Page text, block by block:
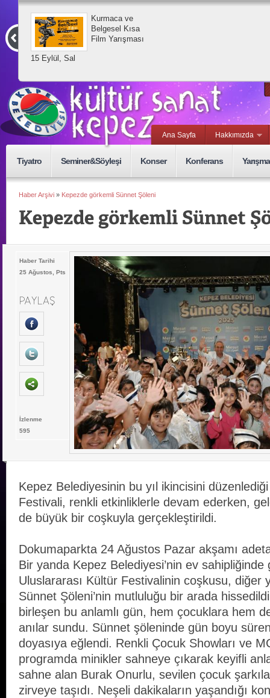
15 Eylül, Sal
Kurmaca ve
Belgesel Kısa
Film Yarışması
Ana Sayfa Hakkımızda
Tiyatro Seminer&Söyleşi Konser Konferans Yarışma
Haber Arşivi » Kepezde görkemli Sünnet Şöleni
Haber Tarihi
25 Ağustos, Pts
İzlenme
595
Kepez Belediyesinin bu yıl ikincisini
Festivali, renkli etkinliklerle devam ederken,
de büyük bir coşkuyla gerçekleştirildi.
Dokumaparkta 24 Ağustos Pazar akşamı
Bir yanda Kepez Belediyesi’nin ev sahipliğinde
Uluslararası Kültür Festivalinin coşkusu, diğer
Sünnet Şöleni’nin mutluluğu bir arada
birleşen bu anlamlı gün, hem çocuklara hem
anılar sundu. Sünnet şöleninde gün boyu
doyasıya eğlendi. Renkli Çocuk Showları ve
programda minikler sahneye çıkarak keyifli
sahne alan Burak Onurlu, sevilen çocuk
zirveye taşıdı. Neşeli dakikaların yaşandığı